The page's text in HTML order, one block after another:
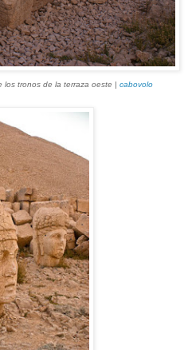
los tronos de la terraza oeste | cabovolo